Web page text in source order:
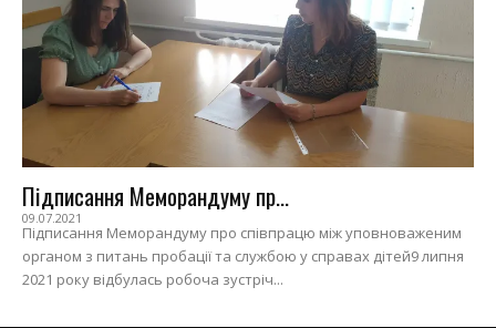
Підписання Меморандуму пр...
09.07.2021
Підписання Меморандуму про співпрацю між уповноваженим
органом з питань пробації та службою у справах дітей9 липня
2021 року відбулась робоча зустріч...